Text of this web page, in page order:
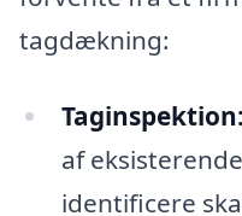
tagdækning:
Taginspektion:
af
identificere